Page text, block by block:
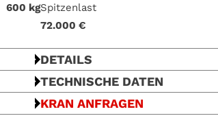
600 kgSpitzenlast
72.000 €
DETAILS
TECHNISCHE DATEN
KRAN ANFRAGEN